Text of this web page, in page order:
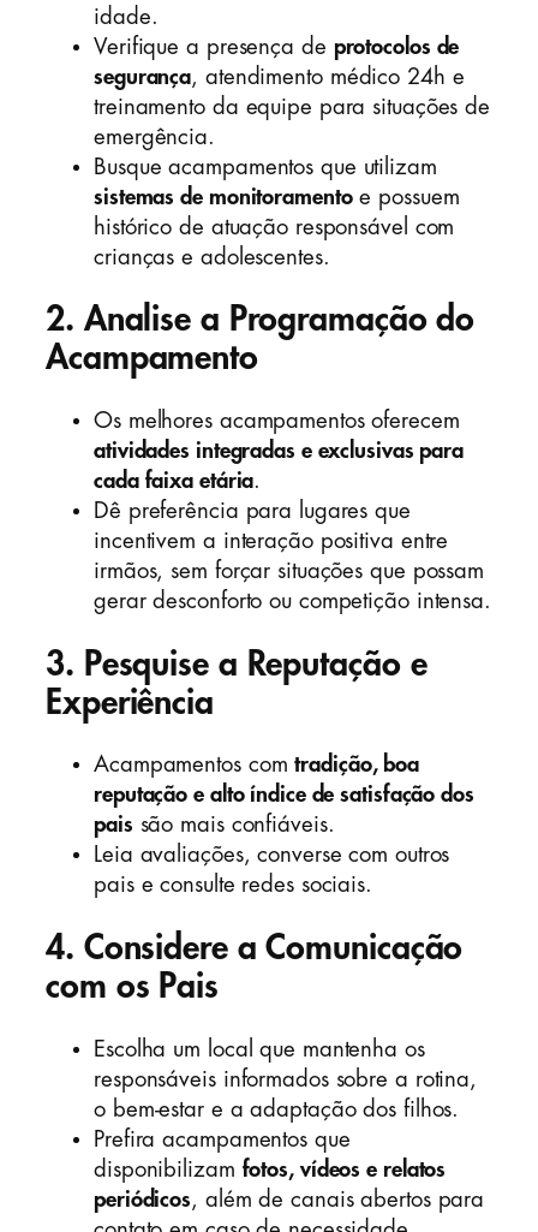
idade.
Verifique a presença de protocolos de
segurança, atendimento médico 24h e
treinamento da equipe para situações de
emergência.
Busque acampamentos que utilizam
sistemas de monitoramentoe possuem
histórico de atuação responsável com
crianças e adolescentes.
2. Analise a Programação do
Acampamento
Os melhores acampamentos oferecem
atividades integradas e exclusivas para
cada faixa etária.
Dê preferência para lugares que
incentivem a interação positiva entre
irmãos, sem forçar situações que possam
gerar desconforto ou competição intensa.
3. Pesquise a Reputação e
Experiência
Acampamentos comtradição, boa
reputação e alto índice de satisfação dos
pais são mais confiáveis.
Leia avaliações, converse com outros
pais e consulte redes sociais.
4. Considere a Comunicação
com os Pais
Escolha um local que mantenha os
responsáveis informados sobre a rotina,
o bem-estar e a adaptação dos filhos.
Prefira acampamentos que
disponibilizam fotos, vídeos e relatos
periódicos, além de canais abertos para